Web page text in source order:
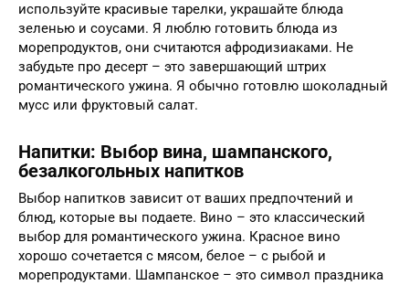
используйте красивые тарелки, украшайте блюда
зеленью и соусами. Я люблю готовить блюда из
морепродуктов, они считаются афродизиаками. Не
забудьте про десерт – это завершающий штрих
романтического ужина. Я обычно готовлю шоколадный
мусс или фруктовый салат.
Напитки: Выбор вина, шампанского,
безалкогольных напитков
Выбор напитков зависит от ваших предпочтений и
блюд, которые вы подаете. Вино – это классический
выбор для романтического ужина. Красное вино
хорошо сочетается с мясом, белое – с рыбой и
морепродуктами. Шампанское – это символ праздника